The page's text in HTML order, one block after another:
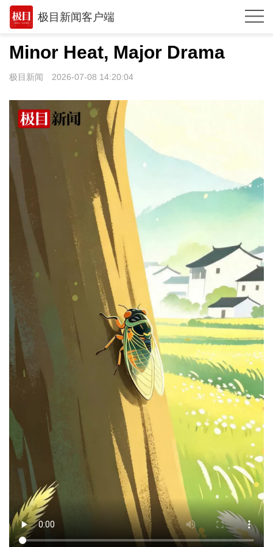
极目新闻客户端
推荐
体育
时政
武汉
极客圈
科教
健康
悠游
相亲
汽车
房产
消费
创意
Minor Heat, Major Drama
极目新闻 2026-07-08 14:20:04